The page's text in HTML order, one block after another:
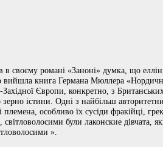
своєму романі «Заноні» думка, що
книга Германа Мюллера
Європи, конкретно, з
істини. Одні з найбільш
особливо їх сусіди фракійці,
були лаконские дівчата,
».